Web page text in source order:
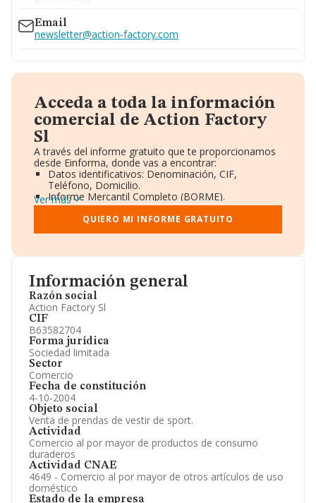
Información general
Razón social
Action Factory Sl
CIF
B63582704
Forma jurídica
Sociedad limitada
Sector
Comercio
Fecha de constitución
4-10-2004
Objeto social
Venta de prendas de vestir de sport.
Actividad
Comercio al por mayor de productos de consumo
duraderos
Actividad CNAE
4649 - Comercio al por mayor de otros artículos de uso
doméstico
Estado de la empresa
Email
newsletter@action-factory.com
Acceda a toda la información
comercial de Action Factory
Sl
A través del informe gratuito que te proporcionamos
desde Einforma, donde vas a encontrar:
Datos identificativos: Denominación, CIF,
Teléfono, Domicilio.
Informe Mercantil Completo (BORME).
Gráficos de Evolución Ventas y Empleados.
Consejo de Administración y Administradores.
Directivos y Ejecutivos.
Información oficial y registral complementaria.
Ver más
QUIERO MI INFORME GRATUITO